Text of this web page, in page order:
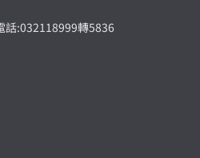
話:032118999轉5836